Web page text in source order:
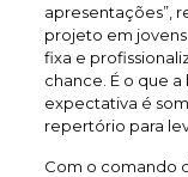
apresentações”,
projeto em
fixa e
chance. É o que
expectativa é
repertório para
Com o comando